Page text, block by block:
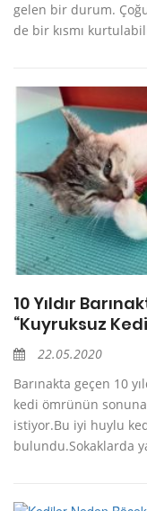
gelen bir durum.
de bir kısmı
10 Yıldır
“Kuyruksuz
22.05.2020
Barınakta geçen 10
kedi ömrünün
istiyor.Bu iyi huylu
bulundu.Sokaklarda